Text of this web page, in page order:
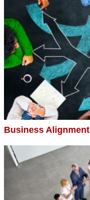
Business Alignment